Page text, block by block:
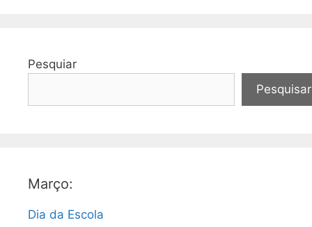
Pesquiar
Pesquisar
Março:
Dia da Escola